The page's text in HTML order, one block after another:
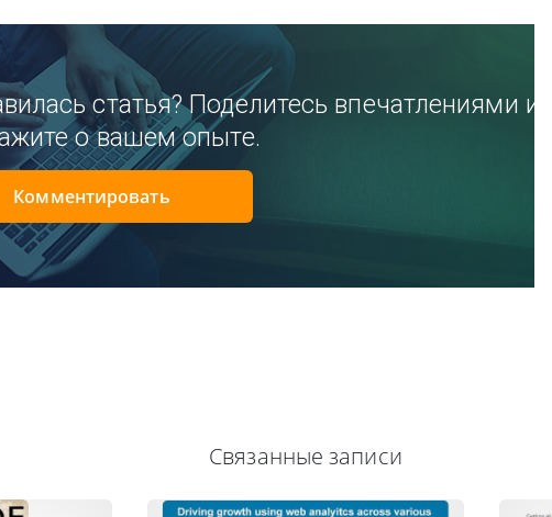
статья? Поделитесь впечатлениями
о вашем опыте.
Комментировать
Связанные записи